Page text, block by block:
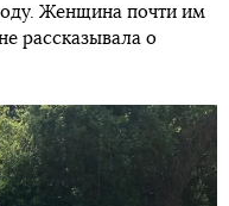
Женщина почти им
рассказывала о